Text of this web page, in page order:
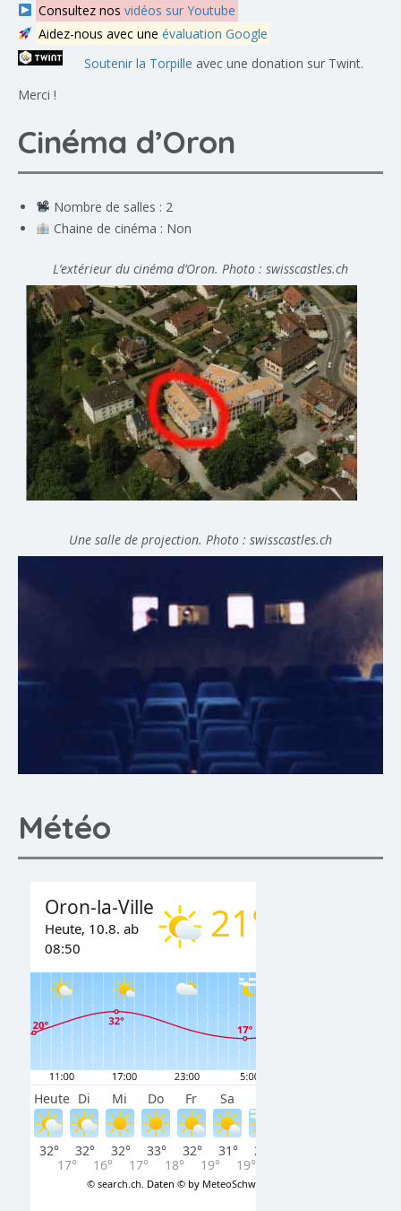
Consultez nos vidéos sur Youtube
Aidez-nous avec une évaluation Google
Soutenir la Torpille avec une donation sur Twint.
Merci !
Cinéma d’Oron
Nombre de salles : 2
Chaine de cinéma : Non
L’extérieur du cinéma d’Oron. Photo : swisscastles.ch
Une salle de projection. Photo : swisscastles.ch
Météo